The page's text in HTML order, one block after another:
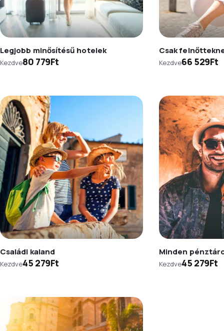
Legjobb minősítésű hotelek
Kezdve80 779Ft
Csak
Kezdve66 529Ft
Családi kaland
Kezdve45 279Ft
Minden
Kezdve45 279Ft